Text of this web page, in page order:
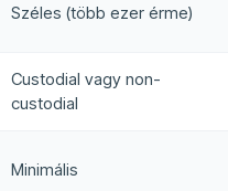
Széles (több ezer érme)
Custodial vagy non-
custodial
Minimális